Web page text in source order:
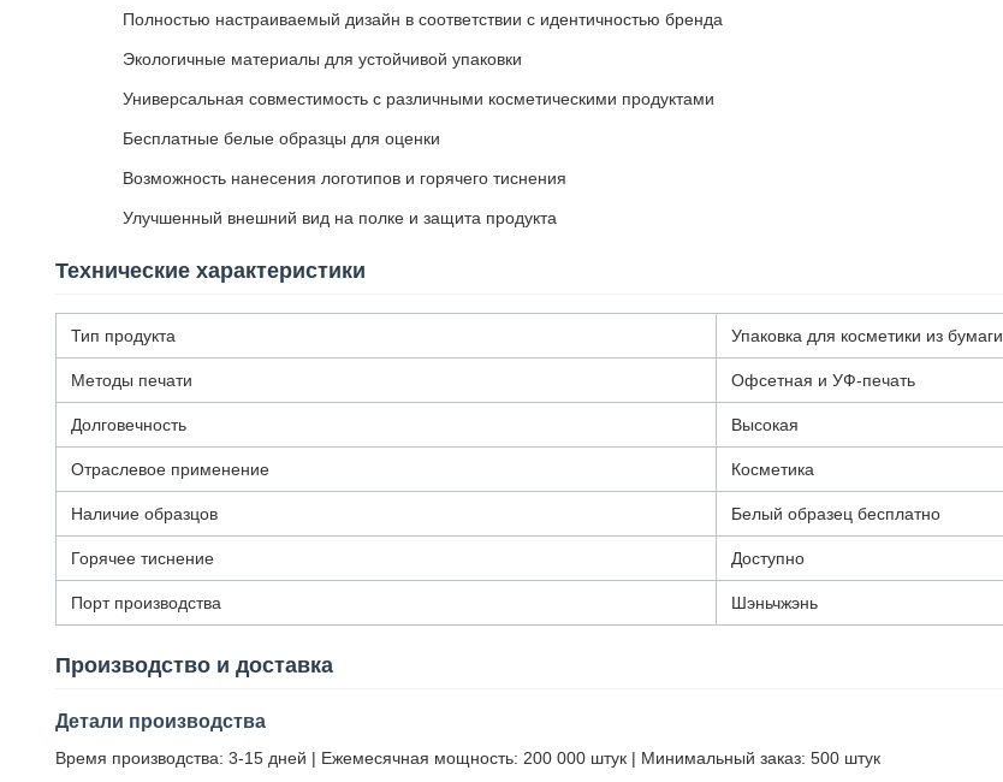
Полностью настраиваемый дизайн в соответствии с идентичностью бренда
Экологичные материалы для устойчивой упаковки
Универсальная совместимость с различными косметическими продуктами
Бесплатные белые образцы для оценки
Возможность нанесения логотипов и горячего тиснения
Улучшенный внешний вид на полке и защита продукта
Технические характеристики
Тип продукта Упаковка для косметики из бумаги
Методы печати Офсетная и УФ-печать
Долговечность Высокая
Отраслевое применение Косметика
Наличие образцов Белый образец бесплатно
Горячее тиснение Доступно
Порт производства Шэньчжэнь
Производство и доставка
Детали производства
Время производства: 3-15 дней | Ежемесячная мощность: 200 000 штук | Минимальный заказ: 500 штук